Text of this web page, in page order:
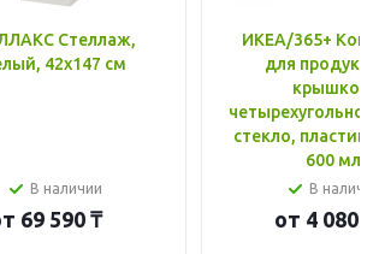
Стеллаж,
42x147 см
В наличии
69 590 ₸
ИКЕА/365+
для
крышкой,
стекло, пластик
600 мл
В
от 4 080 ₸